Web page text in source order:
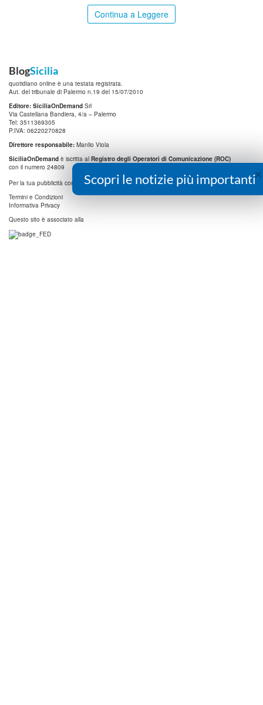
Continua a Leggere
BlogSicilia
quotidiano online è una testata registrata.
Aut. del tribunale di Palermo n.19 del 15/07/2010
Editore: SiciliaOnDemand Srl
Via Castellana Bandiera, 4/a – Palermo
Tel: 3511369305
P.IVA: 06220270828
Direttore responsabile: Manlio Viola
SiciliaOnDemand è iscritta al Registro degli Operatori di Comunicazione (ROC)
con il numero 24809
Per la tua pubblicità contatta:info@digitrend.it
Termini e Condizioni
Informativa Privacy
Questo sito è associato alla
×
Scopri le notizie più importanti